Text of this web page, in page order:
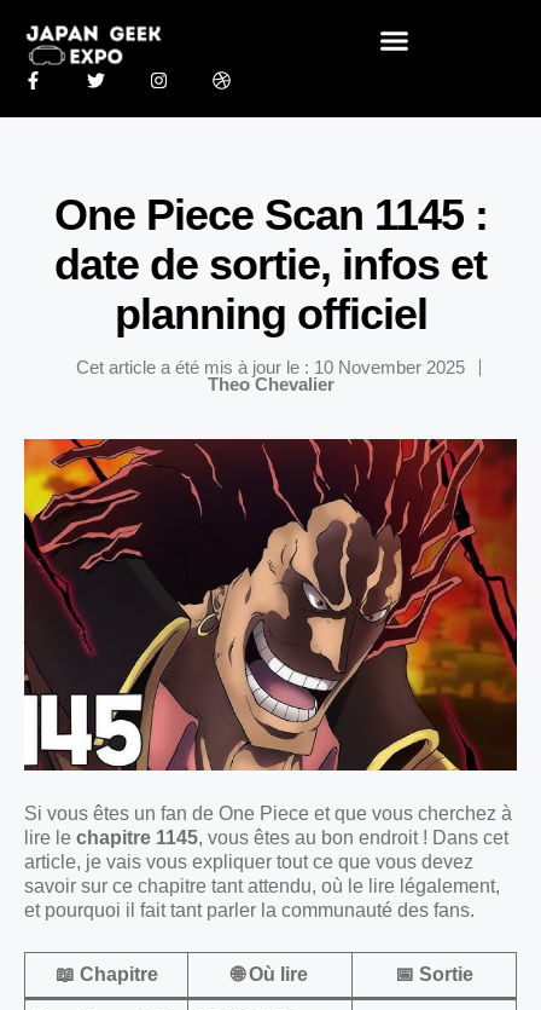
One Piece Scan 1145 :
date de sortie, infos et
planning officiel
Cet article a été mis à jour le : 10 November 2025
Theo Chevalier
Si vous êtes un fan de One Piece et que vous cherchez à
lire le chapitre 1145, vous êtes au bon endroit ! Dans cet
article, je vais vous expliquer tout ce que vous devez
savoir sur ce chapitre tant attendu, où le lire légalement,
et pourquoi il fait tant parler la communauté des fans.
📖 Chapitre 🌐 Où lire 📅 Sortie